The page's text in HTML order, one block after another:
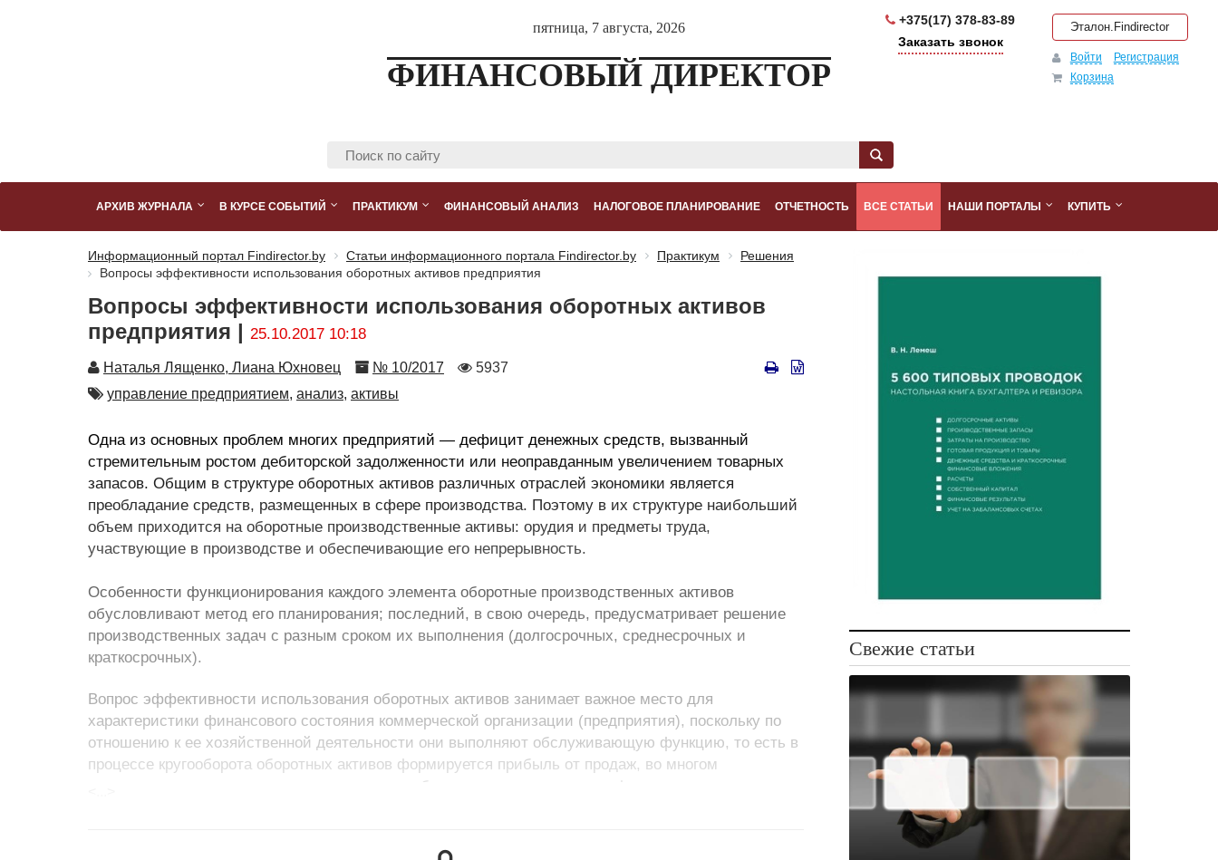
пятница, 7 августа, 2026
ФИНАНСОВЫЙ ДИРЕКТОР
+375(17) 378-83-89
Заказать звонок
Эталон.Findirector
Войти
Регистрация
Корзина
АРХИВ ЖУРНАЛА В КУРСЕ СОБЫТИЙ ПРАКТИКУМ ФИНАНСОВЫЙ АНАЛИЗ НАЛОГОВОЕ ПЛАНИРОВАНИЕ ОТЧЕТНОСТЬ ВСЕ СТАТЬИ НАШИ ПОРТАЛЫ КУПИТЬ
Информационный портал Findirector.by Статьи информационного портала Findirector.by Практикум
Решения
Вопросы эффективности использования оборотных активов предприятия
Вопросы эффективности использования оборотных активов
предприятия | 25.10.2017 10:18
Автор
Наталья Лященко, Лиана Юхновец Номер
№ 10/2017
Количество
5937
Автор
управление предприятием, анализ, активы
Одна из основных проблем многих предприятий — дефицит денежных средств, вызванный
стремительным ростом дебиторской задолженности или неоправданным увеличением товарных
запасов. Общим в структуре оборотных активов различных отраслей экономики является
преобладание средств, размещенных в сфере производства. Поэтому в их структуре наибольший
объем приходится на оборотные производственные активы: орудия и предметы труда,
участвующие в производстве и обеспечивающие его непрерывность.
Особенности функционирования каждого элемента оборотные производственных активов
обусловливают метод его планирования; последний, в свою очередь, предусматривает решение
производственных задач с разным сроком их выполнения (долгосрочных, среднесрочных и
краткосрочных).
Вопрос эффективности использования оборотных активов занимает важное место для
характеристики финансового состояния коммерческой организации (предприятия), поскольку по
отношению к ее хозяйственной деятельности они выполняют обслуживающую функцию, то есть в
процессе кругооборота оборотных активов формируется прибыль от продаж, во многом
являющаяся основным источником средств, обеспечивающих успешное функционирование
От того, насколько правильно будет выбран тот или иной инструмент управления оборотными
Свежие статьи